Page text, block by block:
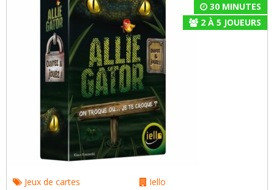
30 MINUTES
2À 5 JOUEURS
Jeux de cartes Iello